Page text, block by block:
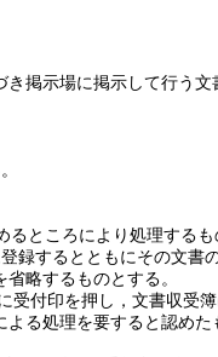
き掲示場に掲示して行う
るところにより処理するも
録するとともにその文書
略するものとする。
付印を押し，文書収受
よる処理を要すると認め